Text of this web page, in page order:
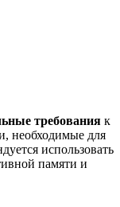
требования к
необходимые для
использовать
памяти и